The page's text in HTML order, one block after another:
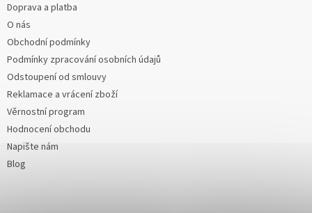
Doprava a platba
O nás
Obchodní podmínky
Podmínky zpracování osobních údajů
Odstoupení od smlouvy
Reklamace a vrácení zboží
Věrnostní program
Hodnocení obchodu
Napište nám
Blog